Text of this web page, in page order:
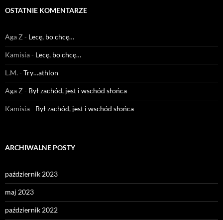
OSTATNIE KOMENTARZE
Aga Z- Lecę, bo chcę…
Kamisia- Lecę, bo chcę…
L.M.-Try…athlon
Aga Z- Był zachód, jest i wschód słońca
Kamisia- Był zachód, jest i wschód słońca
ARCHIWALNE POSTY
październik 2023
maj 2023
październik 2022